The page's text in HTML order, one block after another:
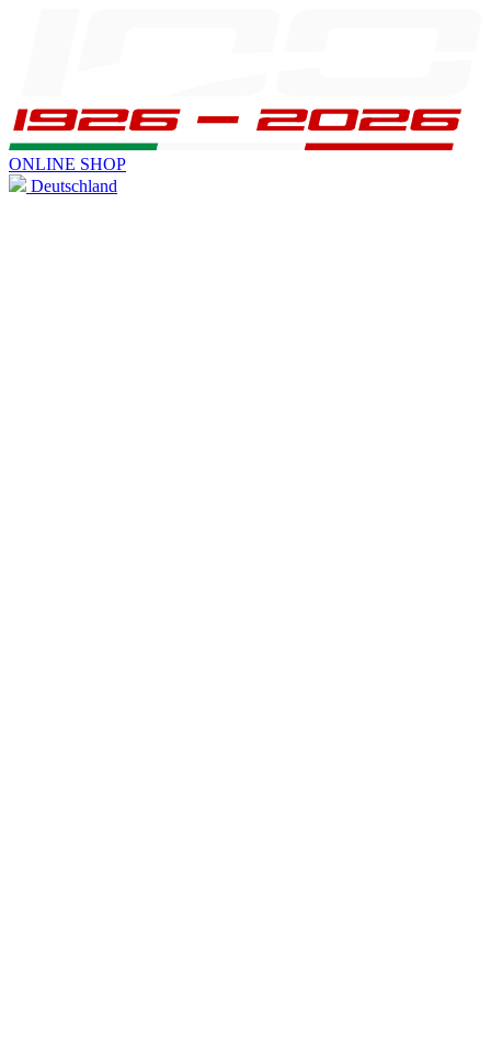
ONLINE SHOP
Deutschland